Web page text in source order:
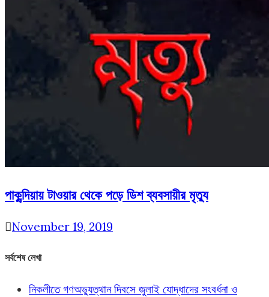
পাকুন্দিয়ায় টাওয়ার থেকে পড়ে ডিশ ব্যবসায়ীর মৃত্যু
November 19, 2019
সর্বশেষ লেখা
নিকলীতে গণঅভ্যুত্থান দিবসে জুলাই যোদ্ধাদের সংবর্ধনা ও